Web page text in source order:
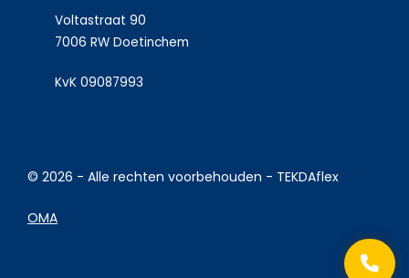
Voltastraat 90
7006 RW Doetinchem
KvK 09087993
© 2026 - Alle rechten voorbehouden - TEKDAflex
OMA